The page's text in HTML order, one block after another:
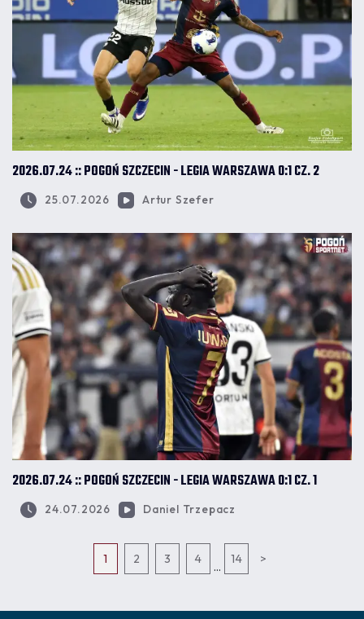
2026.07.24 :: POGOŃ SZCZECIN - LEGIA WARSZAWA 0:1 CZ. 2
25.07.2026 Artur Szefer
2026.07.24 :: POGOŃ SZCZECIN - LEGIA WARSZAWA 0:1 CZ. 1
24.07.2026 Daniel Trzepacz
1 2 3 4
...
14 >